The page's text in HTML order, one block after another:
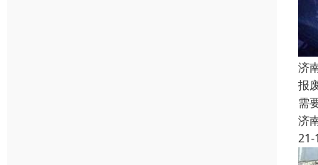
济
报
需
济
21-